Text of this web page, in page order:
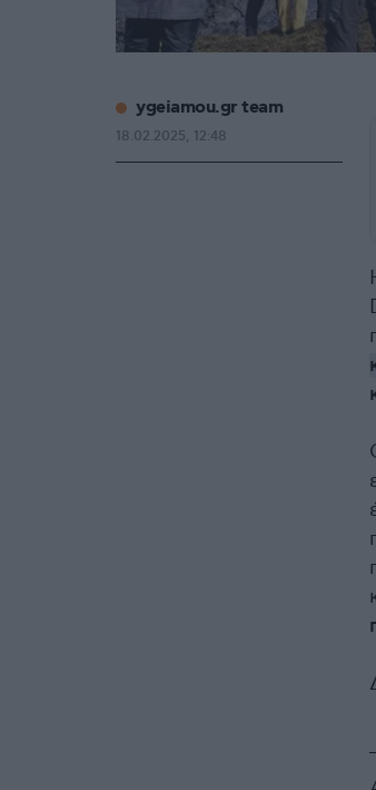
ygeiamou.gr team
18.02.2025, 12:48